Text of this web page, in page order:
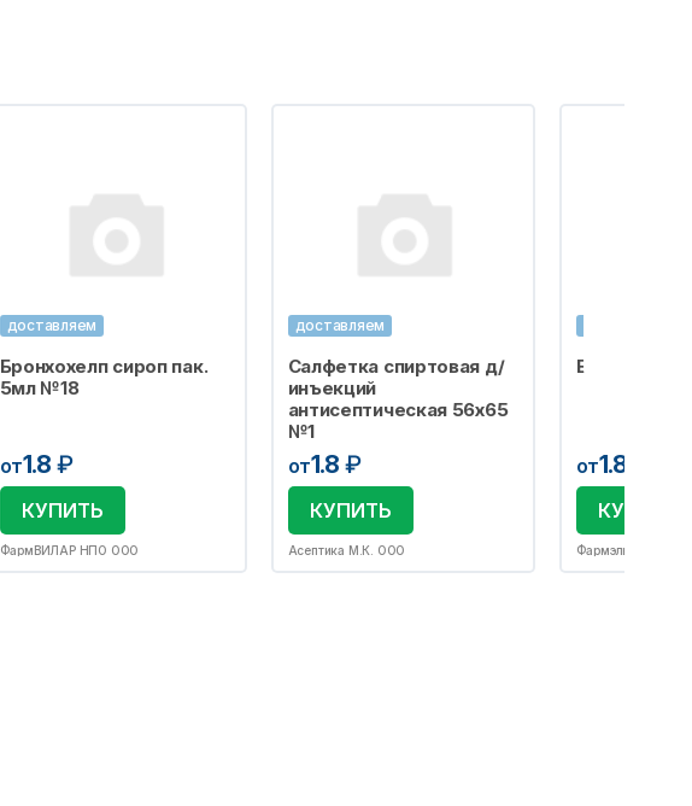
доставляем
Бронхохелп сироп пак.
5мл №18
от1.8 ₽
КУПИТЬ
ФармВИЛАР НПО ООО
доставляем
Салфетка спиртовая д/
инъекций
антисептическая 56х65
№1
от1.8 ₽
КУПИТЬ
Асептика М.К. ООО
Бахилы
от1.8
КУПИТЬ
Фармэль ООО